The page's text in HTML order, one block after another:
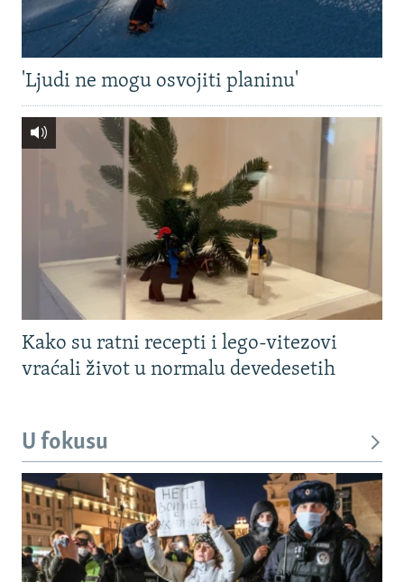
'Ljudi ne mogu osvojiti planinu'
Kako su ratni recepti i lego-vitezovi
vraćali život u normalu devedesetih
U fokusu